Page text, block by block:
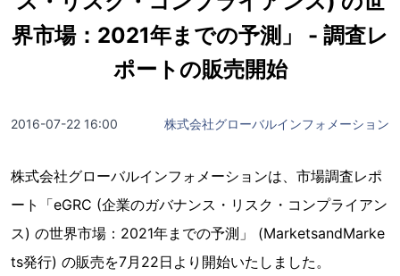
界市場：2021年までの予測」 - 調査レ
ポートの販売開始
2016-07-22 16:00 株式会社グローバルインフォメーション
株式会社グローバルインフォメーションは、市場調査レポ
ート「eGRC (企業のガバナンス・リスク・コンプライアン
ス) の世界市場：2021年までの予測」 (MarketsandMarke
ts発行) の販売を7月22日より開始いたしました。